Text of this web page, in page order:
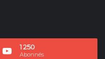
1 250
Abonnés